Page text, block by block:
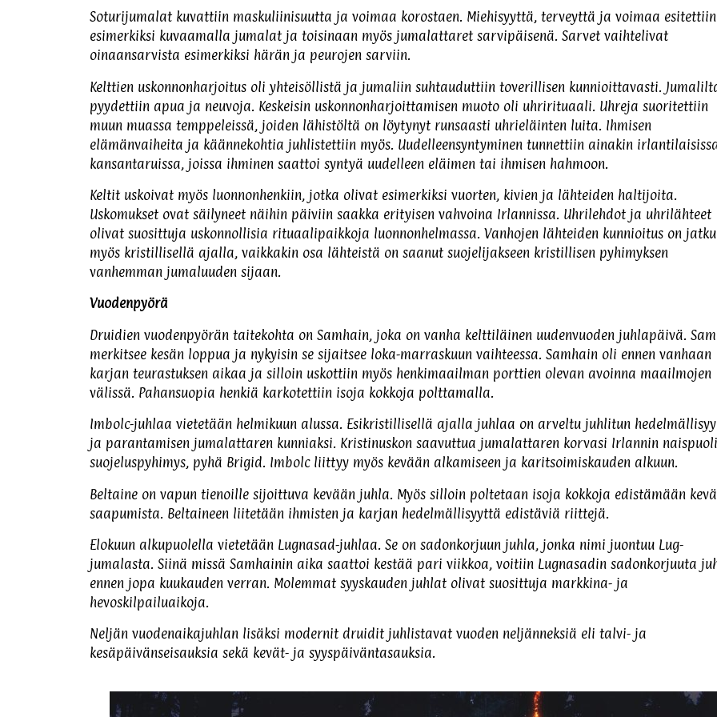
Soturijumalat kuvattiin maskuliinisuutta ja voimaa korostaen. Miehisyyttä, terveyttä ja voimaa esitettiin
esimerkiksi kuvaamalla jumalat ja toisinaan myös jumalattaret sarvipäisenä. Sarvet vaihtelivat
oinaansarvista esimerkiksi härän ja peurojen sarviin.
Kelttien uskonnonharjoitus oli yhteisöllistä ja jumaliin suhtauduttiin toverillisen kunnioittavasti.
pyydettiin apua ja neuvoja. Keskeisin uskonnonharjoittamisen muoto oli uhrirituaali. Uhreja suoritettiin
muun muassa temppeleissä, joiden lähistöltä on löytynyt runsaasti uhrieläinten luita. Ihmisen
elämänvaiheita ja käännekohtia juhlistettiin myös. Uudelleensyntyminen tunnettiin ainakin
kansantaruissa, joissa ihminen saattoi syntyä uudelleen eläimen tai ihmisen hahmoon.
Keltit uskoivat myös luonnonhenkiin, jotka olivat esimerkiksi vuorten, kivien ja lähteiden haltijoita.
Uskomukset ovat säilyneet näihin päiviin saakka erityisen vahvoina Irlannissa. Uhrilehdot ja uhrilähteet
olivat suosittuja uskonnollisia rituaalipaikkoja luonnonhelmassa. Vanhojen lähteiden kunnioitus on
myös kristillisellä ajalla, vaikkakin osa lähteistä on saanut suojelijakseen kristillisen pyhimyksen
vanhemman jumaluuden sijaan.
Vuodenpyörä
Druidien vuodenpyörän taitekohta on Samhain, joka on vanha kelttiläinen uudenvuoden juhlapäivä.
merkitsee kesän loppua ja nykyisin se sijaitsee loka-marraskuun vaihteessa. Samhain oli ennen vanhaan
karjan teurastuksen aikaa ja silloin uskottiin myös henkimaailman porttien olevan avoinna maailmojen
välissä. Pahansuopia henkiä karkotettiin isoja kokkoja polttamalla.
Imbolc-juhlaa vietetään helmikuun alussa. Esikristillisellä ajalla juhlaa on arveltu juhlitun
ja parantamisen jumalattaren kunniaksi. Kristinuskon saavuttua jumalattaren korvasi Irlannin
suojeluspyhimys, pyhä Brigid. Imbolc liittyy myös kevään alkamiseen ja karitsoimiskauden alkuun.
Beltaine on vapun tienoille sijoittuva kevään juhla. Myös silloin poltetaan isoja kokkoja edistämään
saapumista. Beltaineen liitetään ihmisten ja karjan hedelmällisyyttä edistäviä riittejä.
Elokuun alkupuolella vietetään Lugnasad-juhlaa. Se on sadonkorjuun juhla, jonka nimi juontuu Lug-
jumalasta. Siinä missä Samhainin aika saattoi kestää pari viikkoa, voitiin Lugnasadin sadonkorjuuta
ennen jopa kuukauden verran. Molemmat syyskauden juhlat olivat suosittuja markkina- ja
hevoskilpailuaikoja.
Neljän vuodenaikajuhlan lisäksi modernit druidit juhlistavat vuoden neljänneksiä eli talvi- ja
kesäpäivänseisauksia sekä kevät- ja syyspäiväntasauksia.